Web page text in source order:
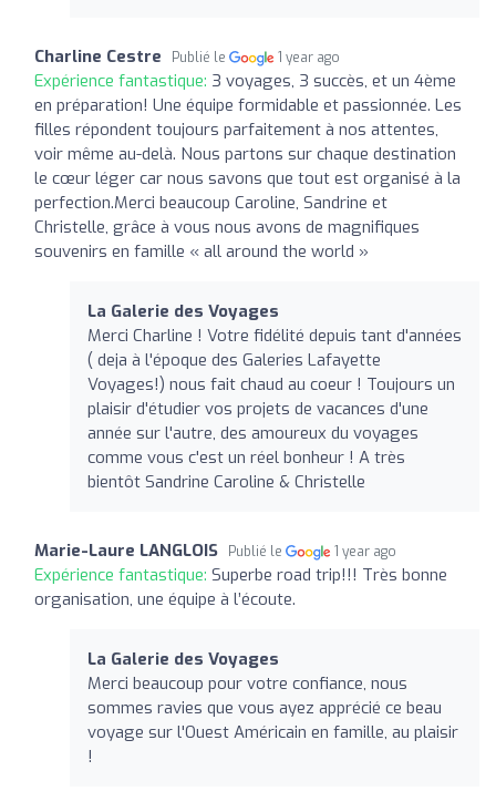
Charline Cestre Publié le 1 year ago
Expérience fantastique: 3 voyages, 3 succès, et un 4ème
en préparation! Une équipe formidable et passionnée. Les
filles répondent toujours parfaitement à nos attentes,
voir même au-delà. Nous partons sur chaque destination
le cœur léger car nous savons que tout est organisé à la
perfection.Merci beaucoup Caroline, Sandrine et
Christelle, grâce à vous nous avons de magnifiques
souvenirs en famille « all around the world »
La Galerie des Voyages
Merci Charline ! Votre fidélité depuis tant d'années
( deja à l'époque des Galeries Lafayette
Voyages!) nous fait chaud au coeur ! Toujours un
plaisir d'étudier vos projets de vacances d'une
année sur l'autre, des amoureux du voyages
comme vous c'est un réel bonheur ! A très
bientôt Sandrine Caroline & Christelle
Marie-Laure LANGLOIS Publié le 1 year ago
Expérience fantastique: Superbe road trip!!! Très bonne
organisation, une équipe à l’écoute.
La Galerie des Voyages
Merci beaucoup pour votre confiance, nous
sommes ravies que vous ayez apprécié ce beau
voyage sur l'Ouest Américain en famille, au plaisir
!